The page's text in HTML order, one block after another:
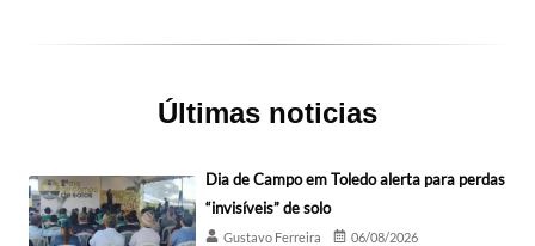
Últimas noticias
Dia de Campo em Toledo alerta para perdas
“invisíveis” de solo
Gustavo Ferreira 06/08/2026